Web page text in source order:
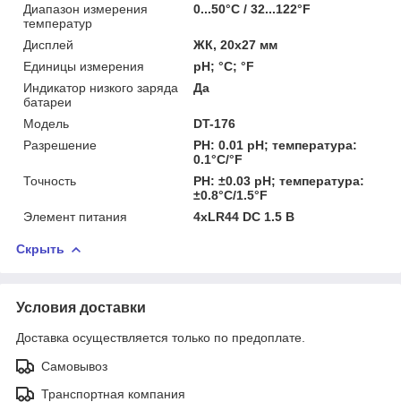
Диапазон измерения
температур
0...50°C / 32...122°F
Дисплей
ЖК, 20x27 мм
Единицы измерения
pH; °C; °F
Индикатор низкого заряда
батареи
Да
Модель
DT-176
Разрешение
PH: 0.01 pH; температура:
0.1°C/°F
Точность
PH: ±0.03 pH; температура:
±0.8°C/1.5°F
Элемент питания
4xLR44 DC 1.5 В
Скрыть
Условия доставки
Доставка осуществляется только по предоплате.
Самовывоз
Транспортная компания